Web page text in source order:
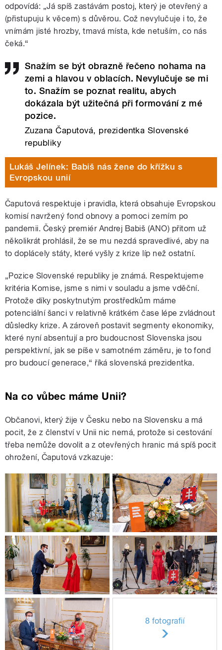
odpovídá: „Já spíš zastávám postoj, který je otevřený a
(přistupuju k věcem) s důvěrou. Což nevylučuje i to, že
vnímám jisté hrozby, tmavá místa, kde netuším, co nás
čeká.“
Snažím se být obrazně řečeno nohama na
zemi a hlavou v oblacích. Nevylučuje se mi
to. Snažím se poznat realitu, abych
dokázala být užitečná při formování z mé
pozice.
Zuzana Čaputová, prezidentka Slovenské
republiky
Lukáš Jelínek: Babiš nás žene do křížku s
Evropskou unií
Čaputová respektuje i pravidla, která obsahuje Evropskou
komisí navržený fond obnovy a pomoci zemím po
pandemii. Český premiér Andrej Babiš (ANO) přitom už
několikrát prohlásil, že se mu nezdá spravedlivé, aby na
to doplácely státy, které vyšly z krize líp než ostatní.
„Pozice Slovenské republiky je známá. Respektujeme
kritéria Komise, jsme s nimi v souladu a jsme vděční.
Protože díky poskytnutým prostředkům máme
potenciální šanci v relativně krátkém čase lépe zvládnout
důsledky krize. A zároveň postavit segmenty ekonomiky,
které nyní absentují a pro budoucnost Slovenska jsou
perspektivní, jak se píše v samotném záměru, je to fond
pro budoucí generace,“ říká slovenská prezidentka.
Na co vůbec máme Unii?
Občanovi, který žije v Česku nebo na Slovensku a má
pocit, že z členství v Unii nic nemá, protože si cestování
třeba nemůže dovolit a z otevřených hranic má spíš pocit
ohrožení, Čaputová vzkazuje:
8 fotografií